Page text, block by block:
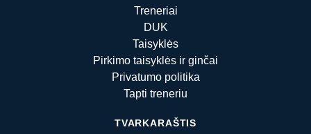
Treneriai
DUK
Taisyklės
Pirkimo taisyklės ir ginčai
Privatumo politika
Tapti treneriu
TVARKARAŠTIS